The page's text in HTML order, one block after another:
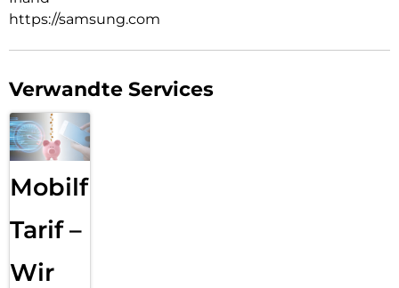
https://samsung.com
Verwandte Services
Mobilfunk
Tarif –
Wir